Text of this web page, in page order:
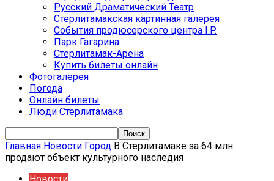
Русский Драматический Театр
Стерлитамакская картинная галерея
События продюсерского центра I.P.
Парк Гагарина
Стерлитамак-Арена
Купить билеты онлайн
Фотогалерея
Погода
Онлайн билеты
Люди Стерлитамака
Главная Новости Город В Стерлитамаке за 64 млн
продают объект культурного наследия